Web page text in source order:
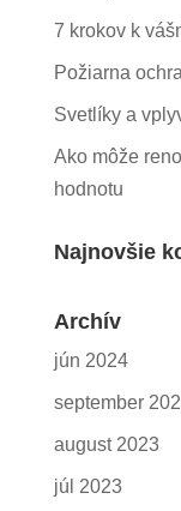
7 krokov k
Požiarna
Svetlíky a
Ako môže
hodnotu
Najnovšie
Archív
jún 2024
september
august 2023
júl 2023